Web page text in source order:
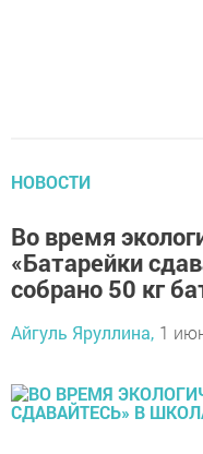
НОВОСТИ
Во время
«Батарейки
собрано 50 кг
Айгуль Яруллина, 1